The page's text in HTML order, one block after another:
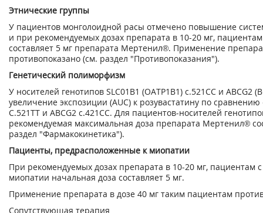
Этнические группы
У пациентов монголоидной расы отмечено повышение
и при рекомендуемых дозах препарата в 10-20 мг,
составляет 5 мг препарата Мертенил®. Применение
противопоказано (см. раздел "Противопоказания").
Генетический полиморфизм
У носителей генотипов SLC01B1 (ОАТР1В1) с.521СС и ABCG2
увеличение экспозиции (AUC) к розувастатину по
С.521ТТ и ABCG2 с.421СС. Для пациентов-носителей
рекомендуемая максимальная доза препарата Мертенил®
раздел "Фармакокинетика").
Пациенты, предрасположенные к миопатии
При рекомендуемых дозах препарата в 10-20 мг, пациентам
миопатии начальная доза составляет 5 мг.
Применение препарата в дозе 40 мг таким пациентам
Сопутствующая терапия